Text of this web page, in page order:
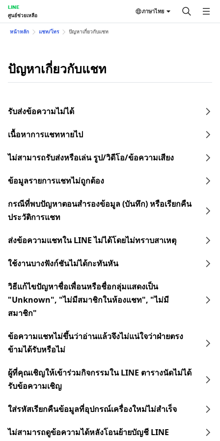
LINE
ศูนย์ช่วยเหลือ
ภาษาไทย
หน้าหลัก แชท/โทร ปัญหาเกี่ยวกับแชท
ปัญหาเกี่ยวกับแชท
รับส่งข้อความไม่ได้
เนื้อหาการแชทหายไป
ไม่สามารถรับส่งหรือเล่น รูป/วิดีโอ/ข้อความเสียง
ข้อมูลรายการแชทไม่ถูกต้อง
กรณีที่พบปัญหาตอนสำรองข้อมูล (บันทึก) หรือเรียกคืน
ประวัติการแชท
ส่งข้อความแชทใน LINE ไม่ได้โดยไม่ทราบสาเหตุ
ใช้งานบางฟังก์ชันไม่ได้กะทันหัน
วิธีแก้ไขปัญหาชื่อเพื่อนหรือชื่อกลุ่มแสดงเป็น
"Unknown", "ไม่มีสมาชิกในห้องแชท", "ไม่มี
สมาชิก"
ข้อความแชทไม่ขึ้นว่าอ่านแล้วจึงไม่แน่ใจว่าฝ่ายตรง
ข้ามได้รับหรือไม่
ผู้ที่คุณเชิญให้เข้าร่วมกิจกรรมใน LINE ตารางนัดไม่ได้
รับข้อความเชิญ
ใส่รหัสเรียกคืนข้อมูลที่อุปกรณ์เครื่องใหม่ไม่สำเร็จ
ไม่สามารถดูข้อความได้หลังโอนย้ายบัญชี LINE